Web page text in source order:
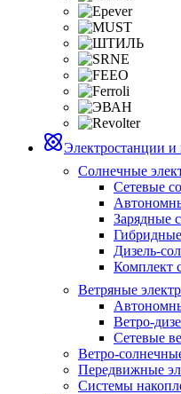
Электростанции
Солнечные
Сетевые
Зарядные
Дизель-
Комплект
Ветряные
Ветро-
Сетевые
Ветро-
Передвижные
Системы